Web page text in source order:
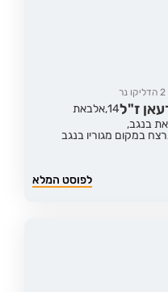
2 הדליקו נר
ז"ל14,אלבאת
בנגב,
במקום מגוריו בנגב
לפוסט המלא